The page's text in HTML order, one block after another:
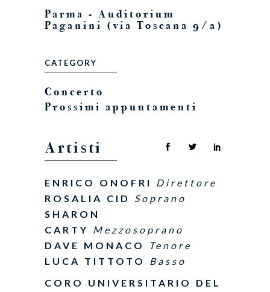
Parma - Auditorium
Paganini (via Toscana 9/a)
CATEGORY
Concerto
Prossimi appuntamenti
Artisti
ENRICO ONOFRI
Direttore
ROSALIA CID
Soprano
SHARON
CARTY
Mezzosoprano
DAVE MONACO
Tenore
LUCA TITTOTO
Basso
CORO UNIVERSITARIO DEL